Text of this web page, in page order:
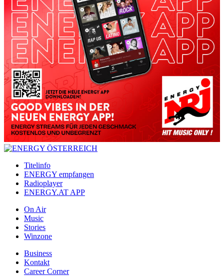
Titelinfo
ENERGY empfangen
Radioplayer
ENERGY.AT APP
On Air
Music
Stories
Winzone
Business
Kontakt
Career Corner